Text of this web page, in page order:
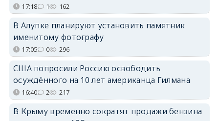
17:18 1 162
В Алупке планируют установить памятник
именитому фотографу
17:05 0 296
США попросили Россию освободить
осуждённого на 10 лет американца Гилмана
16:40 2 217
В Крыму временно сократят продажи бензина